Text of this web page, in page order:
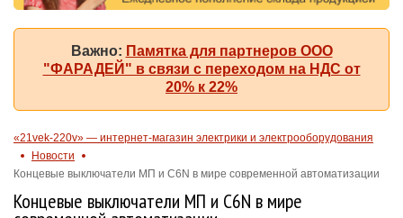
Важно: Памятка для партнеров ООО
"ФАРАДЕЙ" в связи с переходом на НДС от
20% к 22%
«21vek-220v» — интернет-магазин электрики и электрооборудования
Новости
Концевые выключатели МП и C6N в мире современной автоматизации
Концевые выключатели МП и C6N в мире